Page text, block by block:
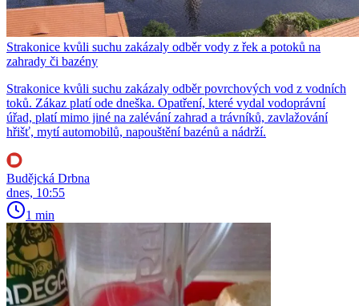
Strakonice kvůli suchu zakázaly odběr vody z řek a potoků na
zahrady či bazény
Strakonice kvůli suchu zakázaly odběr povrchových vod z vodních
toků. Zákaz platí ode dneška. Opatření, které vydal vodoprávní
úřad, platí mimo jiné na zalévání zahrad a trávníků, zavlažování
hřišť, mytí automobilů, napouštění bazénů a nádrží.
Budějcká Drbna
dnes, 10:55
1 min